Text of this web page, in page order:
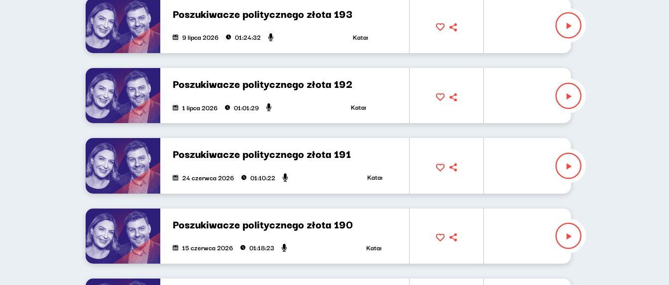
Poszukiwacze politycznego złota 193
9 lipca 2026 01:24:32 Katarzyna Kasia, Klaudiusz Slezak
Poszukiwacze politycznego złota 192
1 lipca 2026 01:01:29 Katarzyna Kasia, Klaudiusz Slezak
Poszukiwacze politycznego złota 191
24 czerwca 2026 01:10:22 Katarzyna Kasia, Klaudiusz Slezak
Poszukiwacze politycznego złota 190
15 czerwca 2026 01:18:23 Katarzyna Kasia, Klaudiusz Slezak